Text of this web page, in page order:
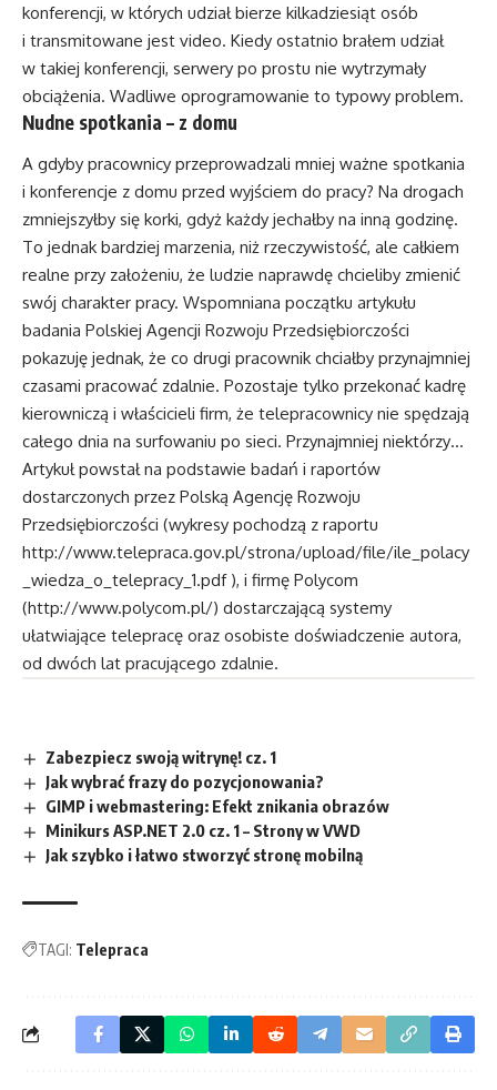
konferencji, w których udział bierze kilkadziesiąt osób
i transmitowane jest video. Kiedy ostatnio brałem udział
w takiej konferencji, serwery po prostu nie wytrzymały
obciążenia. Wadliwe oprogramowanie to typowy problem.
Nudne spotkania – z domu
A gdyby pracownicy przeprowadzali mniej ważne spotkania
i konferencje z domu przed wyjściem do pracy? Na drogach
zmniejszyłby się korki, gdyż każdy jechałby na inną godzinę.
To jednak bardziej marzenia, niż rzeczywistość, ale całkiem
realne przy założeniu, że ludzie naprawdę chcieliby zmienić
swój charakter pracy. Wspomniana początku artykułu
badania Polskiej Agencji Rozwoju Przedsiębiorczości
pokazuję jednak, że co drugi pracownik chciałby przynajmniej
czasami pracować zdalnie. Pozostaje tylko przekonać kadrę
kierowniczą i właścicieli firm, że telepracownicy nie spędzają
całego dnia na surfowaniu po sieci. Przynajmniej niektórzy…
Artykuł powstał na podstawie badań i raportów
dostarczonych przez Polską Agencję Rozwoju
Przedsiębiorczości (wykresy pochodzą z raportu
http://www.telepraca.gov.pl/strona/upload/file/ile_polacy
_wiedza_o_telepracy_1.pdf ), i firmę Polycom
(http://www.polycom.pl/) dostarczającą systemy
ułatwiające telepracę oraz osobiste doświadczenie autora,
od dwóch lat pracującego zdalnie.
Zabezpiecz swoją witrynę! cz. 1
Jak wybrać frazy do pozycjonowania?
GIMP i webmastering: Efekt znikania obrazów
Minikurs ASP.NET 2.0 cz. 1 – Strony w VWD
Jak szybko i łatwo stworzyć stronę mobilną
TAGI: Telepraca